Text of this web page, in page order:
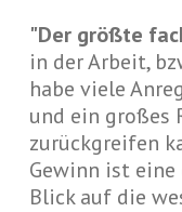
"Der größte
in der Arbeit,
habe viele
und ein großes
zurückgreifen
Gewinn ist
Blick auf die